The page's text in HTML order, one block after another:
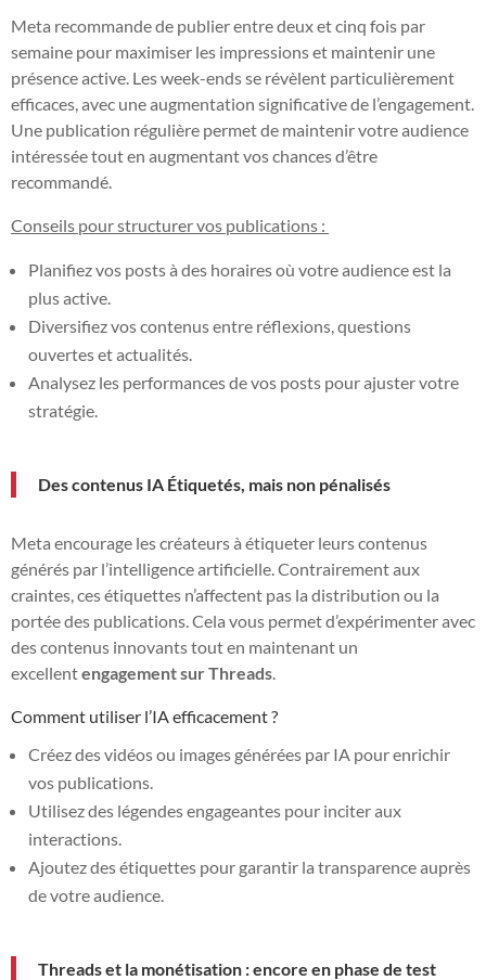
Meta recommande de publier entre deux et cinq fois par
semaine pour maximiser les impressions et maintenir une
présence active. Les week-ends se révèlent particulièrement
efficaces, avec une augmentation significative de l’engagement.
Une publication régulière permet de maintenir votre audience
intéressée tout en augmentant vos chances d’être
recommandé.
Conseils pour structurer vos publications :
Planifiez vos posts à des horaires où votre audience est la
plus active.
Diversifiez vos contenus entre réflexions, questions
ouvertes et actualités.
Analysez les performances de vos posts pour ajuster votre
stratégie.
Des contenus IA Étiquetés, mais non pénalisés
Meta encourage les créateurs à étiqueter leurs contenus
générés par l’intelligence artificielle. Contrairement aux
craintes, ces étiquettes n’affectent pas la distribution ou la
portée des publications. Cela vous permet d’expérimenter avec
des contenus innovants tout en maintenant un
excellentengagement sur Threads
Comment utiliser l’IA efficacement ?
Créez des vidéos ou images générées par IA pour enrichir
vos publications.
Utilisez des légendes engageantes pour inciter aux
interactions.
Ajoutez des étiquettes pour garantir la transparence auprès
de votre audience.
Threads et la monétisation : encore en phase de test